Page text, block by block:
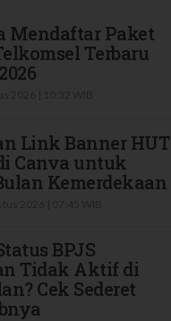
Mendaftar Paket
Terbaru
Link Banner HUT
Canva untuk
Kemerdekaan
BPJS
Tidak Aktif di
Cek Sederet